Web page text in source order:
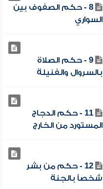
8 - حكم الصفوف بين
السواري
9 - حكم الصلاة
بالسروال والفنيلة
11 - حكم الدجاج
المستورد من الخارج
12 - حكم من بشر
شخصاً بالجنة